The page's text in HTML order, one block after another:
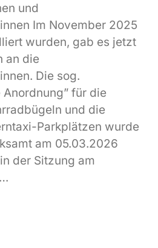
und
Im November 2025
wurden, gab es jetzt
an die
Die sog.
für die
und die
Parkplätzen wurde
am 05.03.2026
der Sitzung am